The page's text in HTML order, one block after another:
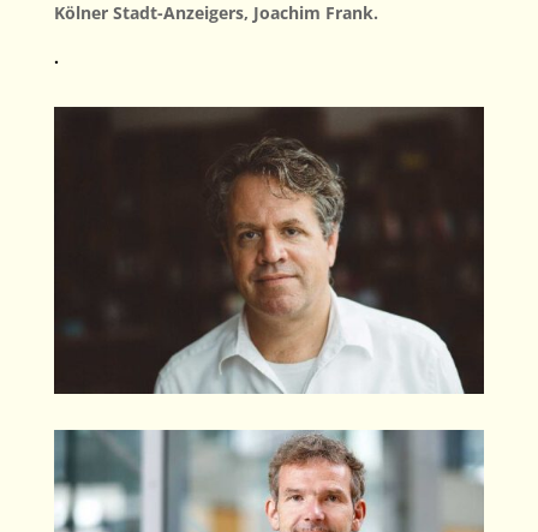
Kölner Stadt-Anzeigers, Joachim Frank.
.